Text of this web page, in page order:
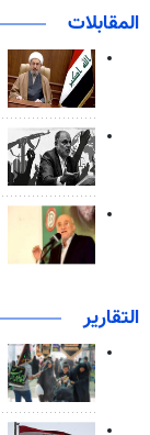
المقابلات
التقارير